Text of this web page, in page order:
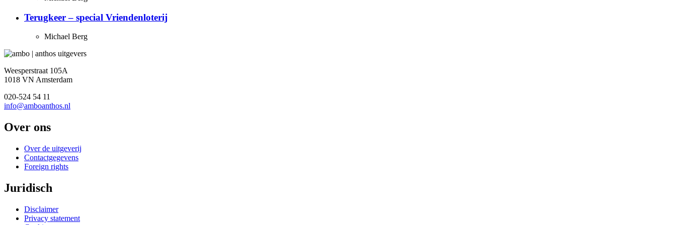
Terugkeer – special Vriendenloterij
Michael Berg
Weesperstraat 105A
1018 VN Amsterdam
020-524 54 11
info@amboanthos.nl
Over ons
Over de uitgeverij
Contactgegevens
Foreign rights
Juridisch
Disclaimer
Privacy statement